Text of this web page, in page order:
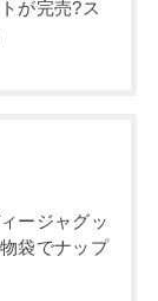
が完売?ス
ージャグッ
袋でナップ